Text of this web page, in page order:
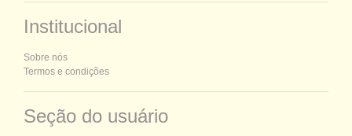
Institucional
Sobre nós
Termos e condições
Seção do usuário